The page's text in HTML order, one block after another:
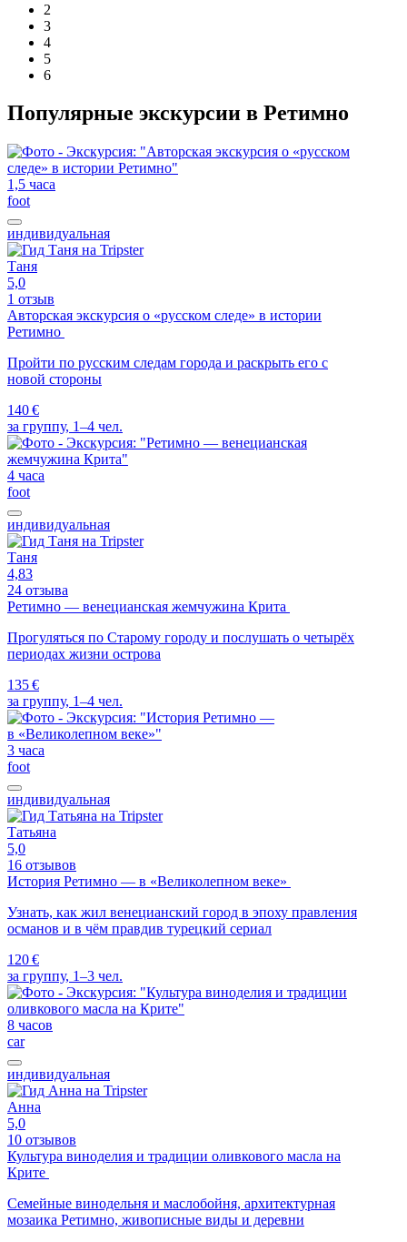
2
3
4
5
6
Популярные экскурсии в Ретимно
1,5 часа
foot
индивидуальная
Таня
5,0
1 отзыв
Авторская экскурсия о «русском следе» в истории
Ретимно
Пройти по русским следам города и раскрыть его с
новой стороны
140 €
за группу, 1–4 чел.
4 часа
foot
индивидуальная
Таня
4,83
24 отзыва
Ретимно — венецианская жемчужина Крита
Прогуляться по Старому городу и послушать о четырёх
периодах жизни острова
135 €
за группу, 1–4 чел.
3 часа
foot
индивидуальная
Татьяна
5,0
16 отзывов
История Ретимно — в «Великолепном веке»
Узнать, как жил венецианский город в эпоху правления
османов и в чём правдив турецкий сериал
120 €
за группу, 1–3 чел.
8 часов
car
индивидуальная
Анна
5,0
10 отзывов
Культура виноделия и традиции оливкового масла на
Крите
Семейные винодельня и маслобойня, архитектурная
мозаика Ретимно, живописные виды и деревни